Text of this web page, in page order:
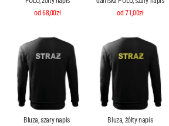
od 68,00zł
od 71,00zł
Bluza, szary napis
Bluza, żółty napis